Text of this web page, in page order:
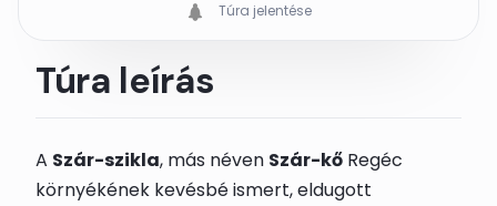
Túra jelentése
Túra leírás
A Szár-szikla, más néven Szár-kő Regéc
környékének kevésbé ismert, eldugott